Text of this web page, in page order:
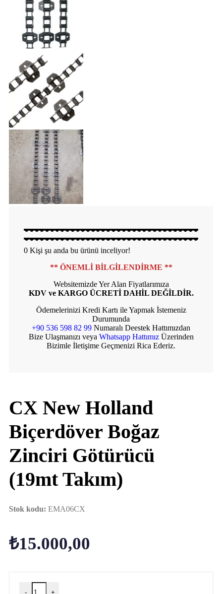
0 Kişi şu anda bu ürünü inceliyor!
** ÖNEMLİ BİLGİLENDİRME **
Websitemizde Yer Alan Fiyatlarımıza
KDV ve KARGO ÜCRETİ DAHİL DEĞİLDİR.
Ödemelerinizi Kredi Kartı ile Yapmak İstemeniz
Durumunda
+90 536 598 82 99 Numaralı Deestek Hattımızdan
Bize Ulaşmanızı veya Whatsapp HattımızÜzerinden
Bizimle İletişime Geçmenizi Rica Ederiz.
CX New Holland
Biçerdöver Boğaz
Zinciri Götürücü
(19mt Takım)
Stok kodu: EMA06CX
₺15.000,00
- +